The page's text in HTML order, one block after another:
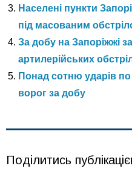
Населені пункти
під масованим
За добу на Запоріжжі
артилерійських
Понад сотню ударів по
ворог за добу
Поділитись